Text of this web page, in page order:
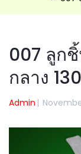
007 ลูก
กลาง
Admin |